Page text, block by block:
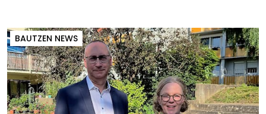
BAUTZEN NEWS